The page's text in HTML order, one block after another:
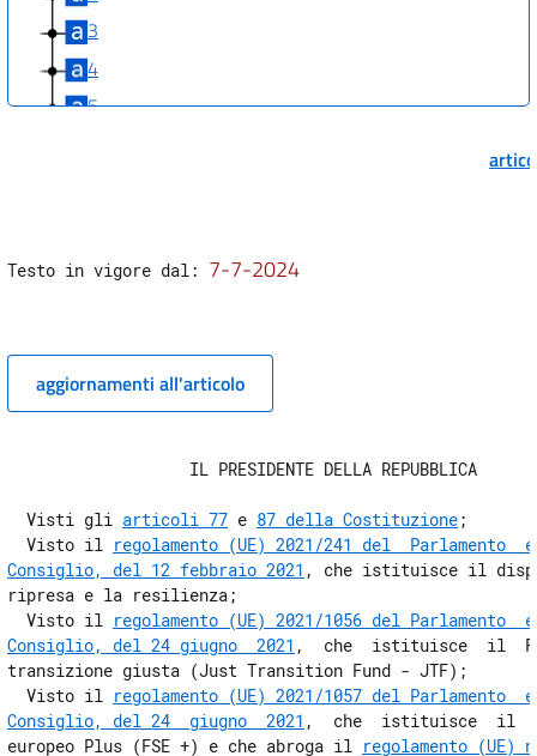
3
4
5
9
Disposizioni per lo sviluppo e la coesione territoriale
12
13
13 bis
14
15
15 bis
Testo in vigore dal: 7-7-2024
aggiornamenti all'articolo
                   IL PRESIDENTE DELLA REPUBBLICA
  Visti gli
articoli 77 e 87 della Costituzione;
  Visto il
regolamento (UE) 2021/241 del  Parlamento
Consiglio, del 12 febbraio 2021 , che istituisce il
ripresa e la resilienza;
  Visto il
regolamento (UE) 2021/1056 del Parlamento
Consiglio, del 24 giugno  2021 ,  che  istituisce  il
transizione giusta (Just Transition Fund - JTF);
  Visto il
regolamento (UE) 2021/1057 del Parlamento
Consiglio, del 24  giugno  2021 ,  che  istituisce  il
europeo Plus (FSE +) e che abroga il regolamento (UE)